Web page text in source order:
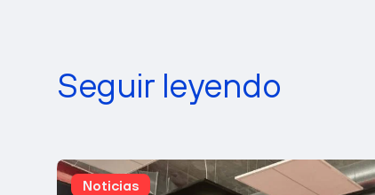
Seguir leyendo
Noticias